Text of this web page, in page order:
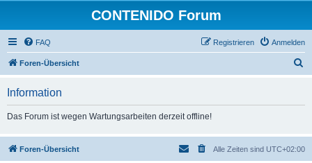
CONTENIDO Forum
FAQ Anmelden
Registrieren
Foren-Übersicht
Information
Das Forum ist wegen Wartungsarbeiten derzeit offline!
Foren-Übersicht Alle Zeiten sind UTC+02:00